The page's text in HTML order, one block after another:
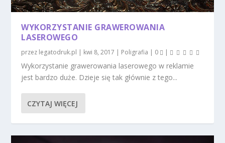
WYKORZYSTANIE GRAWEROWANIA
LASEROWEGO
przez legatodruk.pl | kwi 8, 2017 | Poligrafia | 0 |
Wykorzystanie grawerowania laserowego w reklamie
jest bardzo duże. Dzieje się tak głównie z tego...
CZYTAJ WIĘCEJ